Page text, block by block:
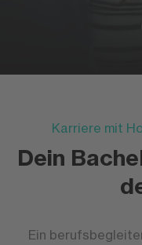
Karriere mit
Dein
Ein